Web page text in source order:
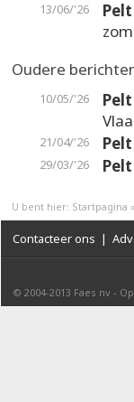
13/06/'26 Pelt
Oudere
10/05/'26 Pelt
21/04/'26 Pelt
29/03/'26 Pelt
U bent hier: Startpagina »
Contacteer ons |
© 2004-2013 Faes nv -